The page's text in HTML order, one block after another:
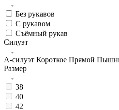
Без рукавов
С рукавом
Съёмный рукав
Силуэт
А-силуэт Короткое Прямой
Размер
38
40
42